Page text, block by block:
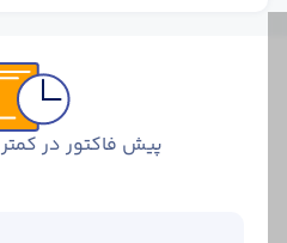
پیش فاکتور در